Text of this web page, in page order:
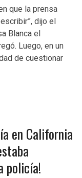
que la prensa
dijo el
Blanca el
Luego, en un
de cuestionar
en California
policía!